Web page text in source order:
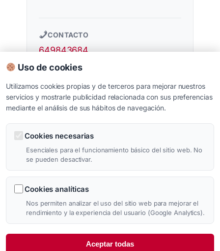
CONTACTO
649843684
Uso de cookies
Utilizamos cookies propias y de terceros para mejorar nuestros
servicios y mostrarle publicidad relacionada con sus preferencias
mediante el análisis de sus hábitos de navegación.
Cookies necesarias
Esenciales para el funcionamiento básico del sitio web. No
se pueden desactivar.
Cookies analíticas
Nos permiten analizar el uso del sitio web para mejorar el
rendimiento y la experiencia del usuario (Google Analytics).
Aceptar todas